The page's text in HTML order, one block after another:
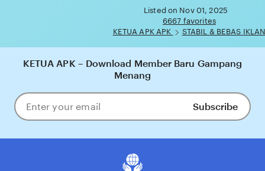
Listed on Nov 01, 2025
6667 favorites
KETUA APK APK
STABIL & BEBAS
KETUA APK – Download Member Baru Gampang
Menang
Enter
your
Subscribe